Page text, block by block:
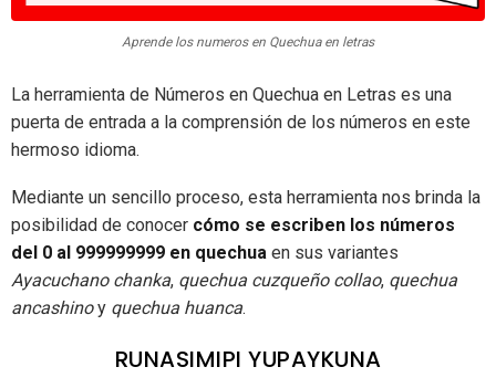
Aprende los numeros en Quechua en letras
La herramienta de Números en Quechua en Letras es una
puerta de entrada a la comprensión de los números en este
hermoso idioma.
Mediante un sencillo proceso, esta herramienta nos brinda la
posibilidad de conocer cómo se escriben los números
del 0 al 999999999 en quechua en sus variantes
Ayacuchano chanka, quechua cuzqueño collao, quechua
ancashinoy quechua huanca.
RUNASIMIPI YUPAYKUNA